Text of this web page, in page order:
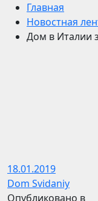
Главная
Новостная
Дом в Италии
18.01.2019
Dom Svidaniy
Опубликовано в